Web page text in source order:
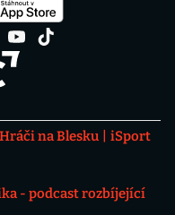
Hráči na Blesku
iSport
- podcast rozbíjející